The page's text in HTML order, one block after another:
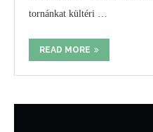
tornánkat kültéri …
READ MORE